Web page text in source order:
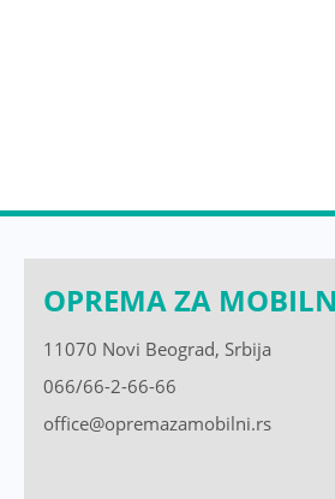
OPREMA ZA
11070 Novi Beograd, Srbija
066/66-2-66-66
office@opremazamobilni.rs